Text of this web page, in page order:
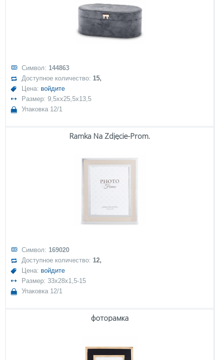
Символ: 144863
Доступное количество:15,
Цена: войдите
Размер: 9,5xx25,5x13,5
Упаковка 12/1
Ramka Na Zdjęcie-Prom.
Символ: 169020
Доступное количество:12,
Цена: войдите
Размер: 33x28x1,5-15
Упаковка 12/1
фоторамка